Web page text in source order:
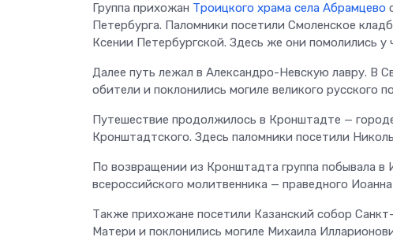
Группа прихожан Троицкого храма села Абрамцево
Петербурга. Паломники посетили Смоленское
Ксении Петербургской. Здесь же они помолились у
Далее путь лежал в Александро-Невскую лавру. В
обители и поклонились могиле великого русского
Путешествие продолжилось в Кронштадте —
Кронштадтского. Здесь паломники посетили
По возвращении из Кронштадта группа побывала
всероссийского молитвенника — праведного
Также прихожане посетили Казанский собор
Матери и поклонились могиле Михаила